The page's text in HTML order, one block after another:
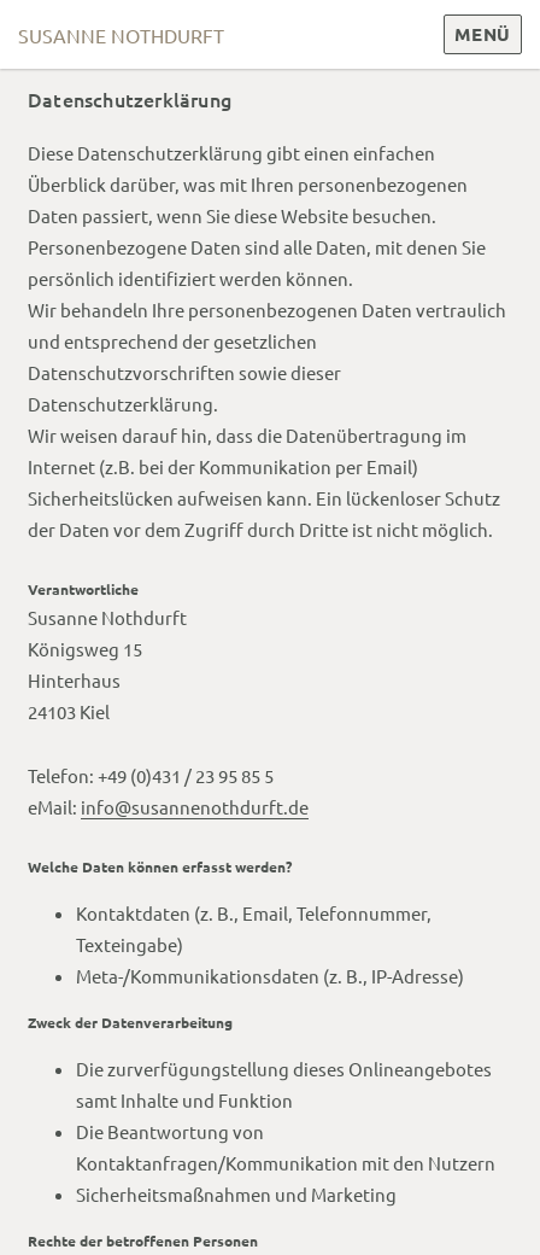
Zum
springen
SUSANNE NOTHDURFT MENÜ
Datenschutzerklärung
Diese Datenschutzerklärung gibt einen einfachen
Überblick darüber, was mit Ihren personenbezogenen
Daten passiert, wenn Sie diese Website besuchen.
Personenbezogene Daten sind alle Daten, mit denen Sie
persönlich identifiziert werden können.
Wir behandeln Ihre personenbezogenen Daten vertraulich
und entsprechend der gesetzlichen
Datenschutzvorschriften sowie dieser
Datenschutzerklärung.
Wir weisen darauf hin, dass die Datenübertragung im
Internet (z.B. bei der Kommunikation per Email)
Sicherheitslücken aufweisen kann. Ein lückenloser Schutz
der Daten vor dem Zugriff durch Dritte ist nicht möglich.
Verantwortliche
Susanne Nothdurft
Königsweg 15
Hinterhaus
24103 Kiel
Telefon: +49 (0)431 / 23 95 85 5
eMail: info@susannenothdurft.de
Welche Daten können erfasst werden?
Kontaktdaten (z. B., Email, Telefonnummer,
Texteingabe)
Meta-/Kommunikationsdaten (z. B., IP-Adresse)
Zweck der Datenverarbeitung
Die zurverfügungstellung dieses Onlineangebotes
samt Inhalte und Funktion
Die Beantwortung von
Kontaktanfragen/Kommunikation mit den Nutzern
Sicherheitsmaßnahmen und Marketing
Rechte der betroffenen Personen